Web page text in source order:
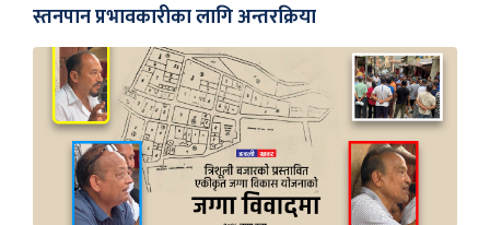
स्तनपान प्रभावकारीका लागि अन्तरक्रिया